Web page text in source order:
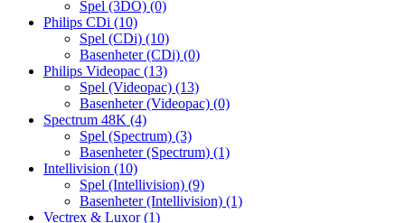
Spel (3DO) (0)
Philips CDi (10)
Spel (CDi) (10)
Basenheter (CDi) (0)
Philips Videopac (13)
Spel (Videopac) (13)
Basenheter (Videopac) (0)
Spectrum 48K (4)
Spel (Spectrum) (3)
Basenheter (Spectrum) (1)
Intellivision (10)
Spel (Intellivision) (9)
Basenheter (Intellivision) (1)
Vectrex & Luxor(1)